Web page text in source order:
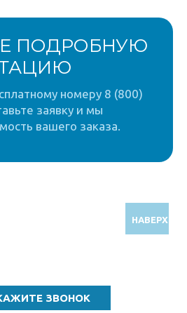
ПОДРОБНУЮ
номеру 8 (800)
заявку и мы
вашего заказа.
НАВЕРХ